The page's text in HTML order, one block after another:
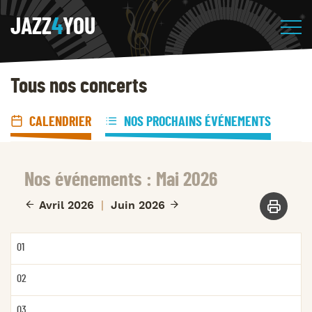
JAZZ4YOU
Tous nos concerts
CALENDRIER NOS PROCHAINS ÉVÉNEMENTS
Nos événements : Mai 2026
Avril 2026 Juin 2026
01
02
03